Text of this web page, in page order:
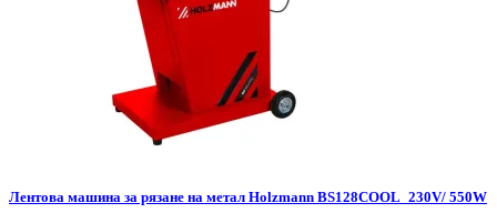
Лентова машина за рязане на метал Holzmann BS128COOL_230V/ 550W